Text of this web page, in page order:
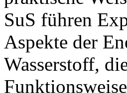
SuS führen
Aspekte der
Wasserstoff,